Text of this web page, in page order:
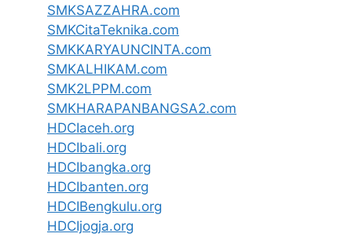
SMKSAZZAHRA.com
SMKCitaTeknika.com
SMKKARYAUNCINTA.com
SMKALHIKAM.com
SMK2LPPM.com
SMKHARAPANBANGSA2.com
HDCIaceh.org
HDCIbali.org
HDCIbangka.org
HDCIbanten.org
HDCIBengkulu.org
HDCIjogja.org